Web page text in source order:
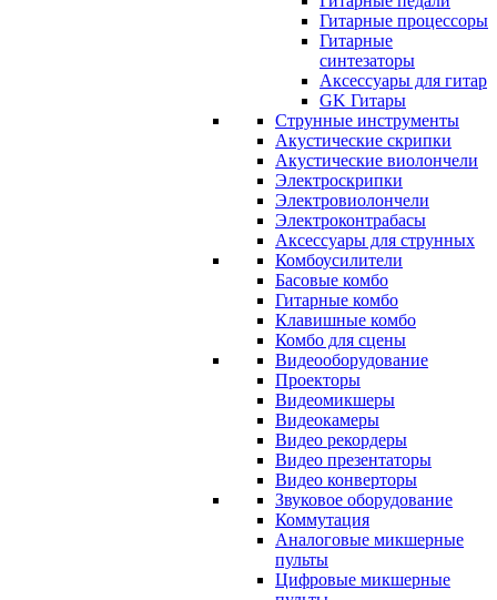
Гитарные процессоры
Гитарные
синтезаторы
Аксессуары для гитар
GK Гитары
Струнные инструменты
Акустические скрипки
Акустические виолончели
Электроскрипки
Электровиолончели
Электроконтрабасы
Аксессуары для струнных
Комбоусилители
Басовые комбо
Гитарные комбо
Клавишные комбо
Комбо для сцены
Видеооборудование
Проекторы
Видеомикшеры
Видеокамеры
Видео рекордеры
Видео презентаторы
Видео конверторы
Звуковое оборудование
Коммутация
Аналоговые микшерные
пульты
Цифровые микшерные